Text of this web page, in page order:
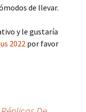
de llevar.
y le gustaría
2022por favor